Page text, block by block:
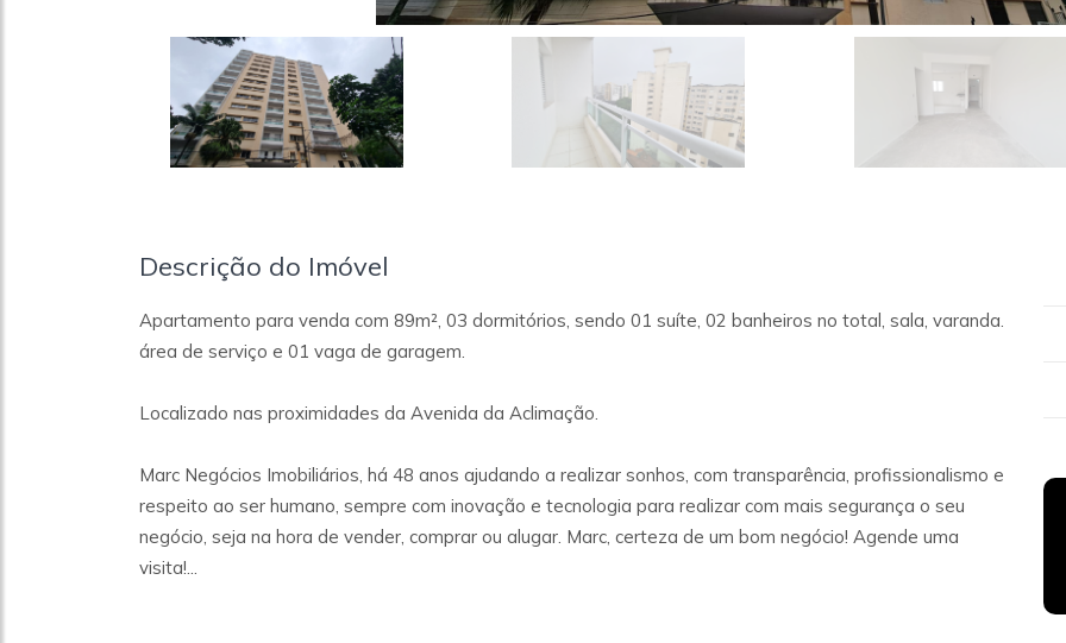
Descrição do Imóvel
Apartamento para venda com 89m², 03 dormitórios, sendo 01 suíte, 02 banheiros no total, sala, varanda.
área de serviço e 01 vaga de garagem.
Localizado nas proximidades da Avenida da Aclimação.
Marc Negócios Imobiliários, há 48 anos ajudando a realizar sonhos, com transparência, profissionalismo e
respeito ao ser humano, sempre com inovação e tecnologia para realizar com mais segurança o seu
negócio, seja na hora de vender, comprar ou alugar. Marc, certeza de um bom negócio! Agende uma
visita!...